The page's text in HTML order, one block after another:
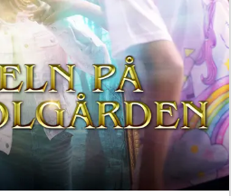
Degn, Bon Järf, Luna Lukka,
Sidibeh och Norah Thottungal.
med äventyret är: Barbro
Jessica Edén, Sofie
Timo Hietala, Niko
Kalén, Marina Meinander och